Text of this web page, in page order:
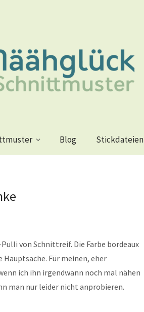
Blog Stickdateien
von Schnittreif. Die Farbe bordeaux
Für meinen, eher
ich ihn irgendwann noch mal nähen
man nur leider nicht anprobieren.